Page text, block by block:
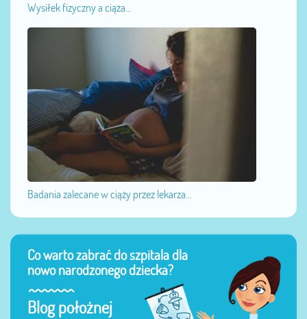
Wysiłek fizyczny a ciąża...
Badania zalecane w ciąży przez lekarza...
Co warto zabrać do szpitala dla
nowo narodzonego dziecka?
Blog położnej